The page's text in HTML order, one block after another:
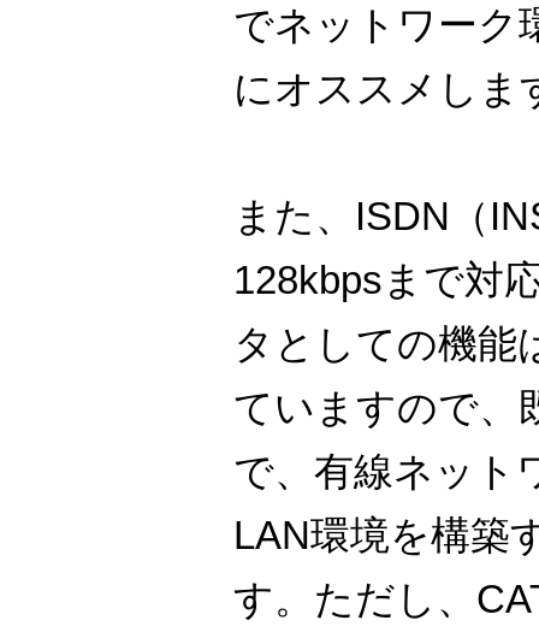
でネットワーク
にオススメしま
また、ISDN（
128kbpsまで対
タとしての機能
ていますので、
で、有線ネット
LAN環境を構築
す。ただし、